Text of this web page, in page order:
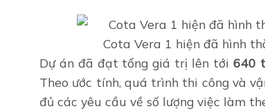
Cota Vera 1 hiện đã hình
Dự án đã đạt tổng giá trị lên tới 640
Theo ước tính, quá trình thi công và
đủ các yêu cầu về số lượng việc làm